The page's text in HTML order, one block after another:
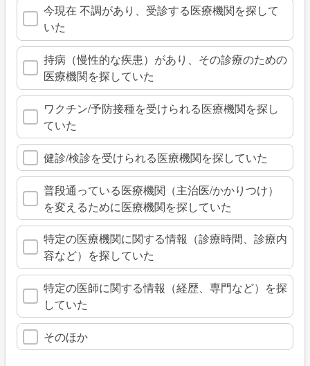
今現在 不調があり、受診する医療機関を探して
いた
持病（慢性的な疾患）があり、その診療のための
医療機関を探していた
ワクチン/予防接種を受けられる医療機関を探し
ていた
健診/検診を受けられる医療機関を探していた
普段通っている医療機関（主治医/かかりつけ）
を変えるために医療機関を探していた
特定の医療機関に関する情報（診療時間、診療内
容など）を探していた
特定の医師に関する情報（経歴、専門など）を探
していた
そのほか